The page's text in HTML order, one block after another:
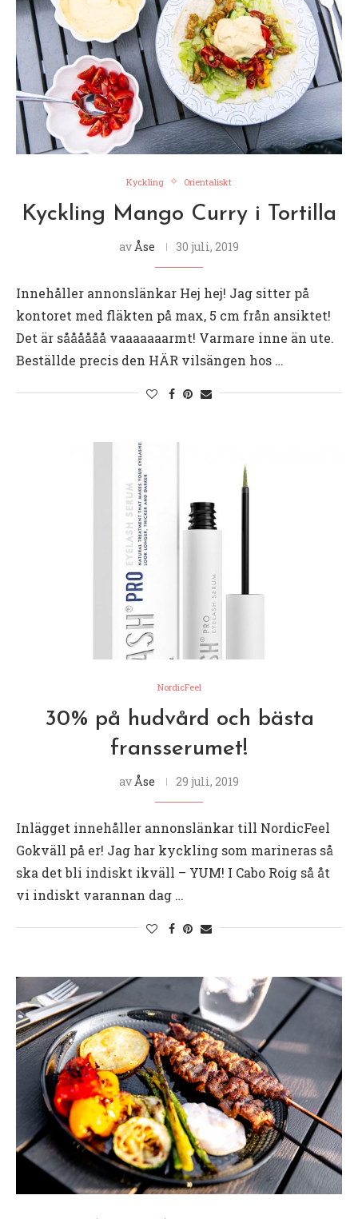
Kyckling Orientaliskt
Kyckling Mango Curry i Tortilla
av Åse 30 juli, 2019
Innehåller annonslänkar Hej hej! Jag sitter på
kontoret med fläkten på max, 5 cm från ansiktet!
Det är såååååå vaaaaaaarmt! Varmare inne än ute.
Beställde precis den HÄR vilsängen hos …
NordicFeel
30% på hudvård och bästa
fransserumet!
av Åse 29 juli, 2019
Inlägget innehåller annonslänkar till NordicFeel
Gokväll på er! Jag har kyckling som marineras så
ska det bli indiskt ikväll – YUM! I Cabo Roig så åt
vi indiskt varannan dag …